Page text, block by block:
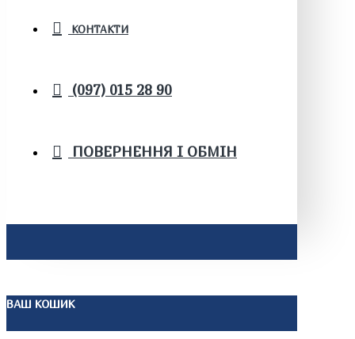
КОНТАКТИ
(097) 015 28 90
ПОВЕРНЕННЯ І ОБМІН
ВАШ КОШИК